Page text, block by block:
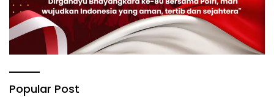
Popular Post